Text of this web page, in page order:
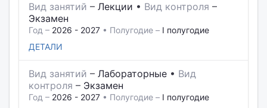
Вид занятий – Лекции • Вид контроля –
Экзамен
Год – 2026 - 2027 • Полугодие – I полугодие
ДЕТАЛИ
Вид занятий – Лабораторные • Вид
контроля – Экзамен
Год – 2026 - 2027 • Полугодие – I полугодие